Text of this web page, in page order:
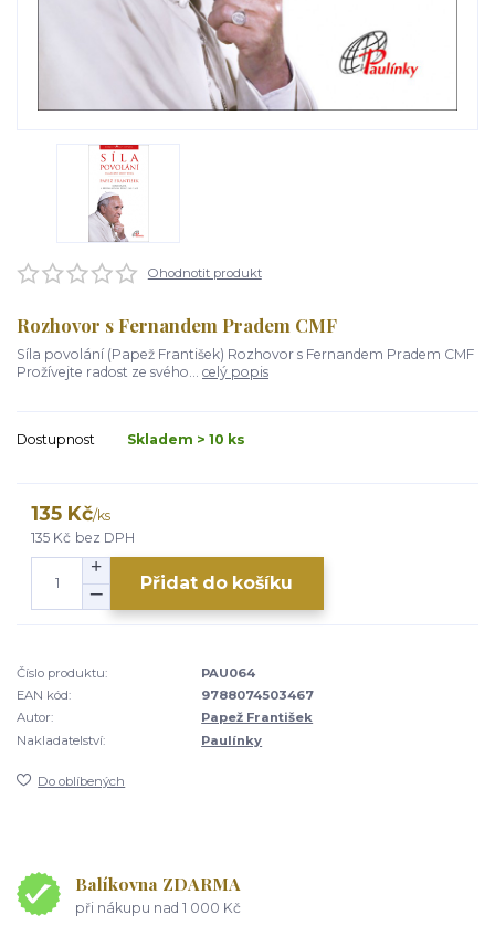
Ohodnotit produkt
Rozhovor s Fernandem Pradem CMF
Síla povolání (Papež František) Rozhovor s Fernandem Pradem CMF
Prožívejte radost ze svého... celý popis
Dostupnost Skladem > 10 ks
135 Kč/ks
135 Kč bez DPH
Přidat do košíku
Číslo produktu:
PAU064
EAN kód:
9788074503467
Autor:
Papež František
Nakladatelství:
Paulínky
Do oblíbených
Balíkovna ZDARMA
při nákupu nad 1 000 Kč